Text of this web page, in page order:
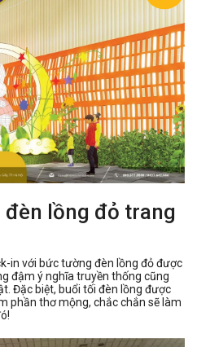
đèn lồng đỏ trang
in với bức tường đèn lồng đỏ được
đậm ý nghĩa truyền thống cũng
Đặc biệt, buổi tối đèn lồng được
phần thơ mộng, chắc chắn sẽ làm
chúng
tôi